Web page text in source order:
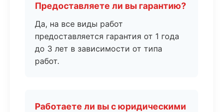
Предоставляете ли вы гарантию?
Да, на все виды работ
предоставляется гарантия от 1 года
до 3 лет в зависимости от типа
работ.
Работаете ли вы с юридическими